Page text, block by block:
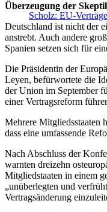
Scholz: EU-
Überzeugung der
Deutschland ist nicht der
anstrebt. Auch andere
Spanien setzen sich für
Die Präsidentin der
Leyen, befürwortete die
der Union im September
einer Vertragsreform
Mehrere Mitgliedsstaaten
dass eine umfassende
Nach Abschluss der
warnten dreizehn
Mitgliedstaaten in einem
„unüberlegten und
Vertragsänderung